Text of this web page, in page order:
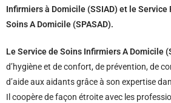
Infirmiers à Domicile (SSIAD) et le Service
Soins A Domicile (SPASAD).
Le Service de Soins Infirmiers A Domicile
d’hygiène et de confort, de prévention, de
d’aide aux aidants grâce à son expertise
Il coopère de façon étroite avec les